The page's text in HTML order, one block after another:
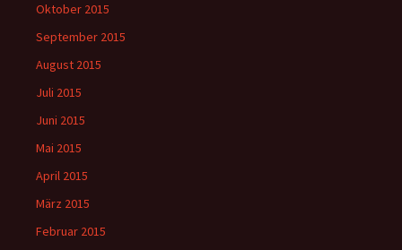
Oktober 2015
September 2015
August 2015
Juli 2015
Juni 2015
Mai 2015
April 2015
März 2015
Februar 2015